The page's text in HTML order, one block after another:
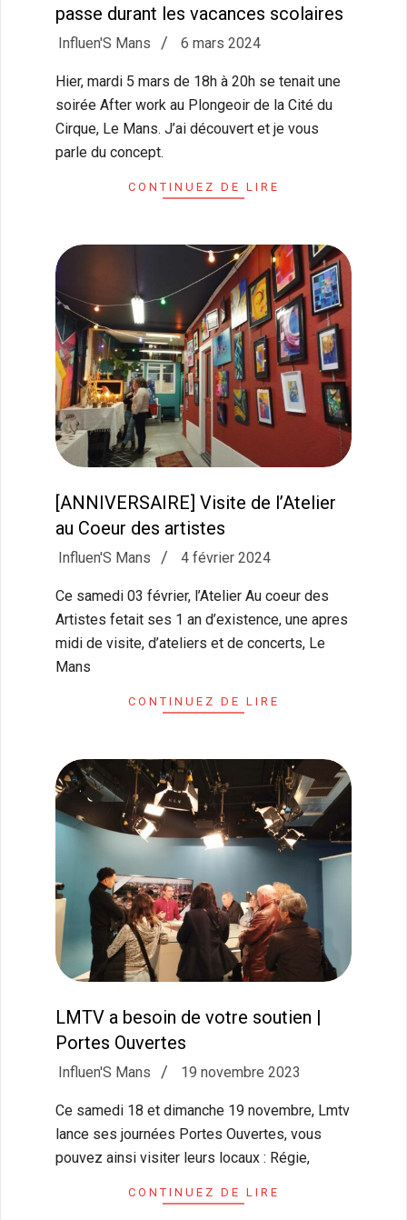
passe durant les vacances scolaires
2024-
06
Influen'S Mans 6 mars 2024
Hier, mardi 5 mars de 18h à 20h se tenait une
soirée After work au Plongeoir de la Cité du
Cirque, Le Mans. J’ai découvert et je vous
parle du concept.
CONTINUEZ DE LIRE
[ANNIVERSAIRE] Visite de l’Atelier
au Coeur des artistes
2024-
04
Influen'S Mans 4 février 2024
Ce samedi 03 février, l’Atelier Au coeur des
Artistes fetait ses 1 an d’existence, une apres
midi de visite, d’ateliers et de concerts, Le
Mans
CONTINUEZ DE LIRE
LMTV a besoin de votre soutien |
Portes Ouvertes
2023-
19
Influen'S Mans 19 novembre 2023
Ce samedi 18 et dimanche 19 novembre, Lmtv
lance ses journées Portes Ouvertes, vous
pouvez ainsi visiter leurs locaux : Régie,
CONTINUEZ DE LIRE